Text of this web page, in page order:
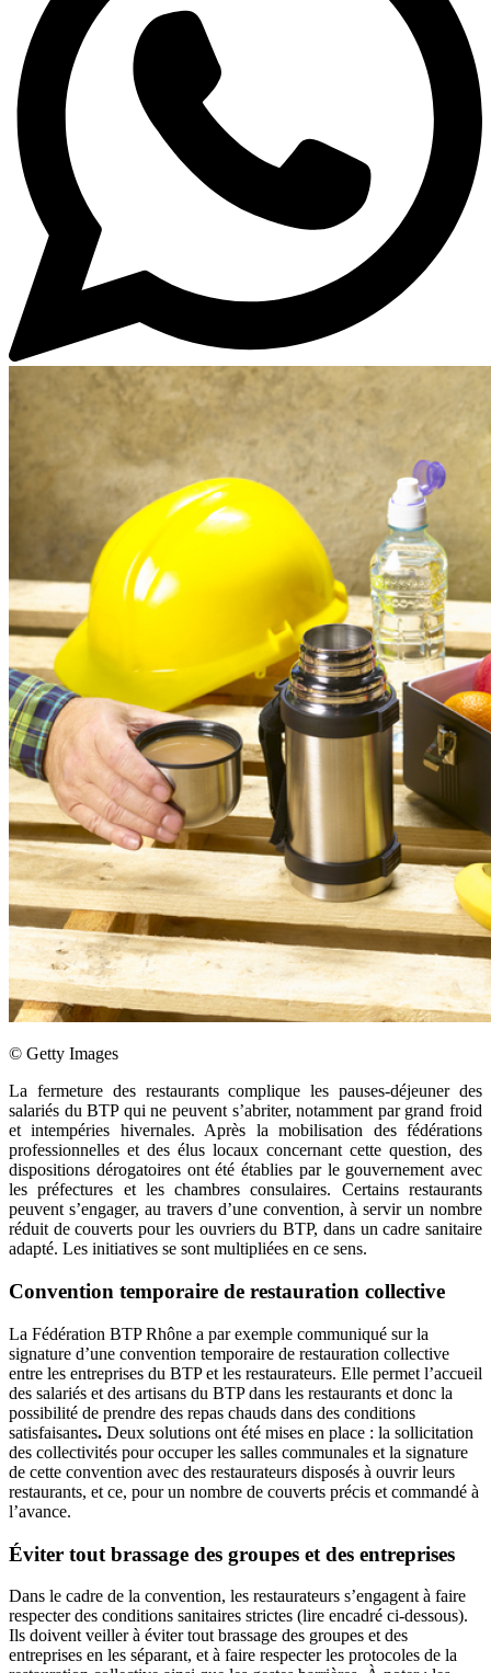
© Getty Images
La fermeture des restaurants complique les pauses-déjeuner des
salariés du BTP qui ne peuvent s’abriter, notamment par grand froid
et intempéries hivernales. Après la mobilisation des fédérations
professionnelles et des élus locaux concernant cette question, des
dispositions dérogatoires ont été établies par le gouvernement avec
les préfectures et les chambres consulaires. Certains restaurants
peuvent s’engager, au travers d’une convention, à servir un nombre
réduit de couverts pour les ouvriers du BTP, dans un cadre sanitaire
adapté. Les initiatives se sont multipliées en ce sens.
Convention temporaire de restauration collective
La Fédération BTP Rhône a par exemple communiqué sur la
signature d’une convention temporaire de restauration collective
entre les entreprises du BTP et les restaurateurs. Elle permet l’accueil
des salariés et des artisans du BTP dans les restaurants et donc la
possibilité de prendre des repas chauds dans des conditions
satisfaisantes. Deux solutions ont été mises en place : la sollicitation
des collectivités pour occuper les salles communales et la signature
de cette convention avec des restaurateurs disposés à ouvrir leurs
restaurants, et ce, pour un nombre de couverts précis et commandé à
l’avance.
Éviter tout brassage des groupes et des entreprises
Dans le cadre de la convention, les restaurateurs s’engagent à faire
respecter des conditions sanitaires strictes (lire encadré ci-dessous).
Ils doivent veiller à éviter tout brassage des groupes et des
entreprises en les séparant, et à faire respecter les protocoles de la